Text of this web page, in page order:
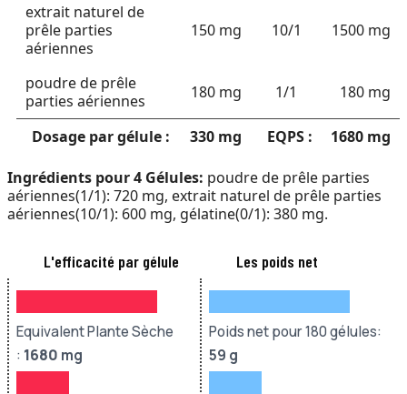
extrait naturel de
prêle parties
aériennes
150 mg 10/1 1500 mg
poudre de prêle
parties aériennes
180 mg 1/1 180 mg
Dosage par gélule : 330 mg EQPS : 1680 mg
Ingrédients pour 4 Gélules: poudre de prêle parties
aériennes(1/1): 720 mg, extrait naturel de prêle parties
aériennes(10/1): 600 mg, gélatine(0/1): 380 mg.
L'efficacité par gélule
Equivalent Plante Sèche
: 1680 mg
Les poids net
Poids net pour 180 gélules:
59 g